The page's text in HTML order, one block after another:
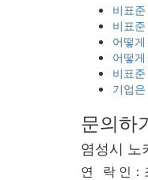
비표
비표
어떻
어떻
비표
기업
문의하
염성시 노
연 락 인：